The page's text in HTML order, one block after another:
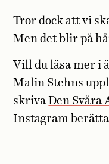
Tror dock att vi
Men det blir på
Vill du läsa mer i
Malin Stehns
skrivaDen Svåra
Instagram